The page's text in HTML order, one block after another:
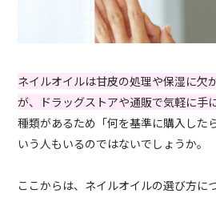
ネイルオイルは甘皮の処理や保湿に欠
が、ドラッグストアや通販で気軽に手
種類があるため「何を基準に購入した
いう人もいるのではないでしょうか。
ここからは、ネイルオイルの選び方に